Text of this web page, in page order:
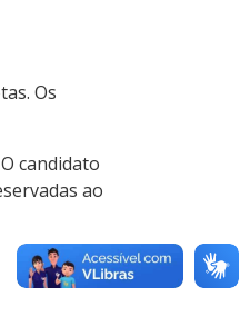
Os
candidato
ao